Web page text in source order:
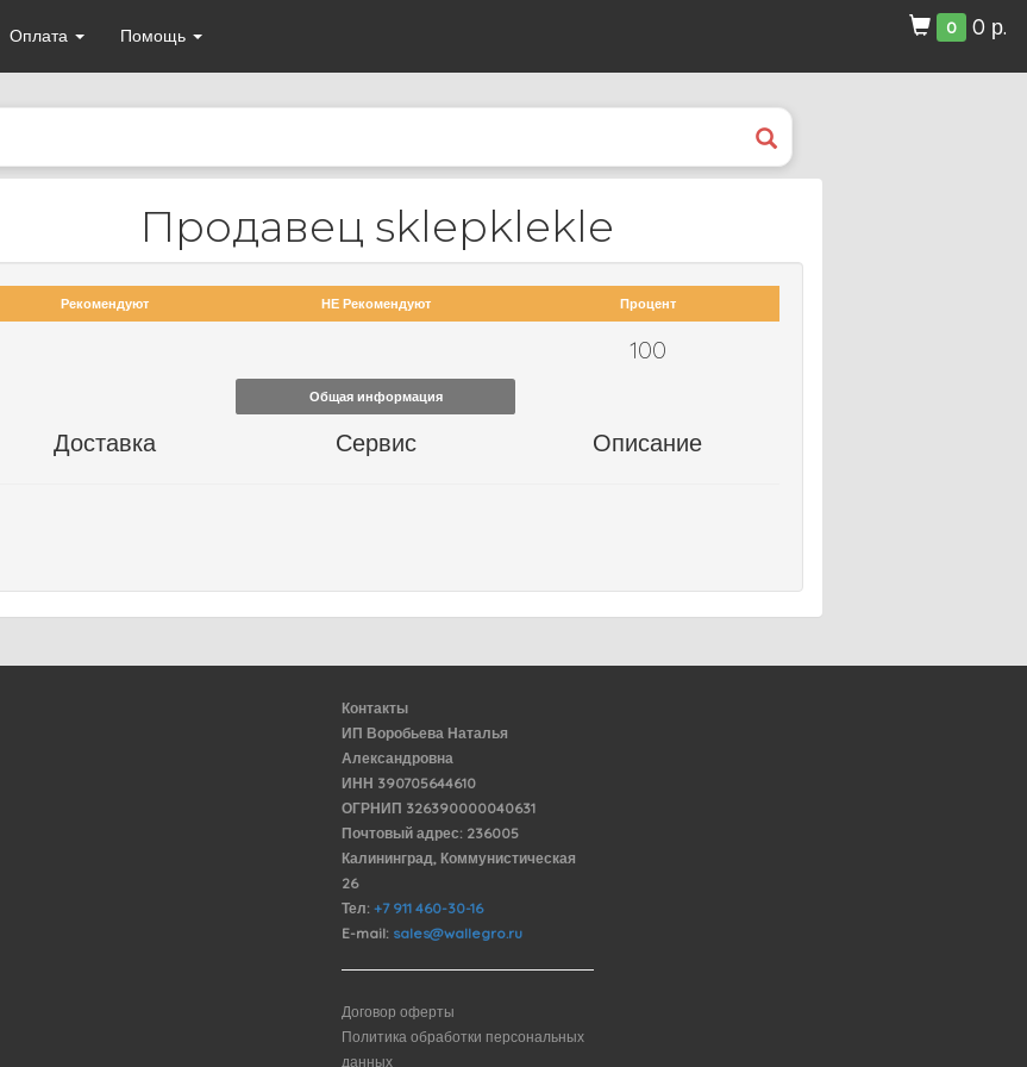
Оплата Помощь 0 0 р.
Продавец sklepklekle
Рекомендуют НЕ Рекомендуют Процент
100
Общая информация
Доставка Сервис Описание
Контакты
ИП Воробьева Наталья
Александровна
ИНН 390705644610
ОГРНИП 326390000040631
Почтовый адрес: 236005
Калининград, Коммунистическая
26
Тел: +7 911 460-30-16
E-mail: sales@wallegro.ru
Договор оферты
Политика обработки персональных
данных